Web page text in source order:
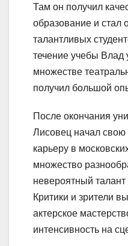
Там он получил
образование и стал
талантливых
течение учебы Влад
множестве
получил большой
После окончания
Лисовец начал
карьеру в
множество
невероятный
Критики и зрители
актерское
интенсивность на